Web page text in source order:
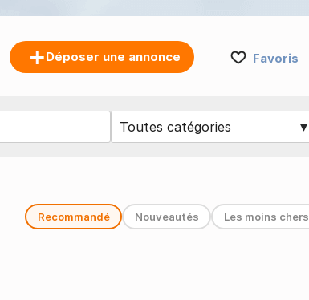
Déposer une annonce Favoris
Recommandé Nouveautés Les moins chers